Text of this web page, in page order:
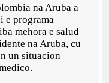
na Aruba a
e programa
mehora e salud
na Aruba, cu
un situacion